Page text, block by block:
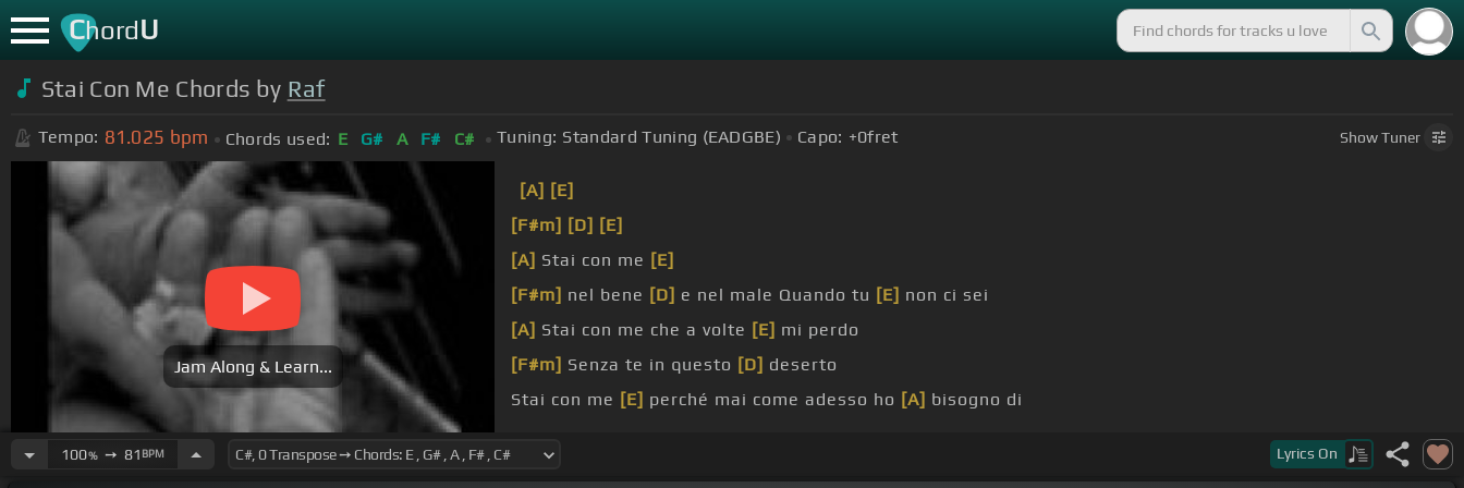
ChordU
Stai Con Me Chords by Raf
Tempo: 81.025 bpm Chords used: E G# A F# C# Tuning: Standard Tuning (EADGBE) Capo: +0fret ShowTuner
Jam Along & Learn...
[A] [E]
[F#m] [D] [E]
[A] Stai con me [E]
[F#m] nel bene [D] e nel male Quando tu [E] non ci sei
[A] Stai con me che a volte [E] mi perdo
[F#m] Senza te in questo [D] deserto
Stai con me [E] perché mai come adesso ho [A] bisogno di
100%➙ 81 BPM Lyrics On